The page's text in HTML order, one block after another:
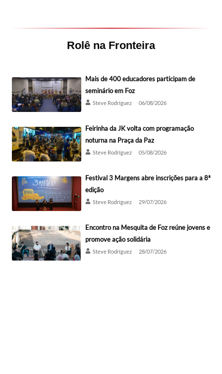
Rolê na Fronteira
Mais de 400 educadores participam de
seminário em Foz
Steve Rodríguez 06/08/2026
Feirinha da JK volta com programação
noturna na Praça da Paz
Steve Rodríguez 05/08/2026
Festival 3 Margens abre inscrições para a 8ª
edição
Steve Rodríguez 29/07/2026
Encontro na Mesquita de Foz reúne jovens e
promove ação solidária
Steve Rodríguez 28/07/2026